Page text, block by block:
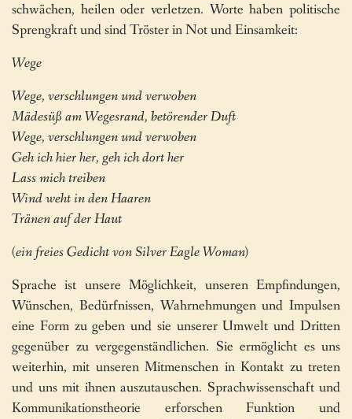
schwächen, heilen oder verletzen. Worte haben politische
Sprengkraft und sind Tröster in Not und Einsamkeit:
Wege
Wege, verschlungen und verwoben
Mädesüß am Wegesrand, betörender Duft
Wege, verschlungen und verwoben
Geh ich hier her, geh ich dort her
Lass mich treiben
Wind weht in den Haaren
Tränen auf der Haut
(ein freies Gedicht von Silver Eagle Woman)
Sprache ist unsere Möglichkeit, unseren Empfindungen,
Wünschen, Bedürfnissen, Wahrnehmungen und Impulsen
eine Form zu geben und sie unserer Umwelt und Dritten
gegenüber zu vergegenständlichen. Sie ermöglicht es uns
weiterhin, mit unseren Mitmenschen in Kontakt zu treten
und uns mit ihnen auszutauschen. Sprachwissenschaft und
Kommunikationstheorie erforschen Funktion und